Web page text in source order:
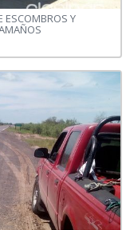
ESCOMBROS Y